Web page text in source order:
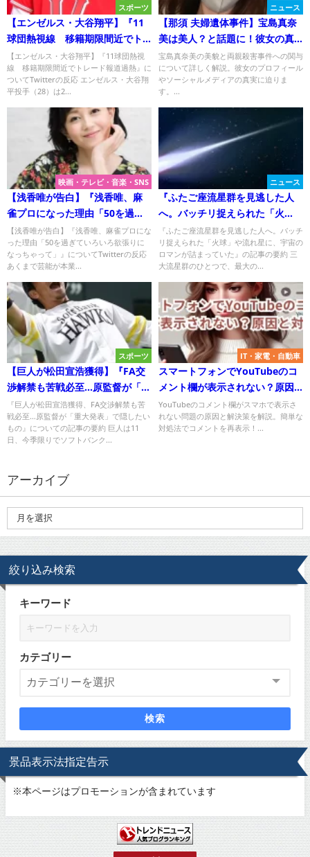
スポーツ
【エンゼルス・大谷翔平】『11
球団熱視線 移籍期限間近でト
レード報道過熱』について
Twitterの反応
【エンゼルス・大谷翔平】『11球団熱視
線 移籍期限間近でトレード報道過熱』に
ついてTwitterの反応 エンゼルス・大谷翔
平投手（28）は2...
ニュース
【那須 夫婦遺体事件】宝島真奈
美は美人？と話題に！彼女の真
実に迫る！
宝島真奈美の美貌と両親殺害事件への関与
について詳しく解説。彼女のプロフィール
やソーシャルメディアの真実に迫りま
す。...
映画・テレビ・音楽・SNS
【浅香唯が告白】『浅香唯、麻
雀プロになった理由「50を過ぎ
ていろいろ欲張りになっちゃっ
て」』についてTwitterの反応
【浅香唯が告白】『浅香唯、麻雀プロにな
った理由「50を過ぎていろいろ欲張りに
なっちゃって」』についてTwitterの反応
あくまで芸能が本業...
ニュース
『ふたご座流星群を見逃した人
へ。バッチリ捉えられた「火
球」や流れ星に、宇宙のロマン
が詰まっていた』について
Twitterの反応
『ふたご座流星群を見逃した人へ。バッチ
リ捉えられた「火球」や流れ星に、宇宙の
ロマンが詰まっていた』の記事の要約 三
大流星群のひとつで、最大の...
スポーツ
【巨人が松田宣浩獲得】『FA交
渉解禁も苦戦必至…原監督が「重
大発表」で隠したいもの』につ
いてTwitterの反応
『巨人が松田宣浩獲得、FA交渉解禁も苦
戦必至…原監督が「重大発表」で隠したい
もの』についての記事の要約 巨人は11
日、今季限りでソフトバンク...
IT・家電・自動車
スマートフォンでYouTubeのコ
メント欄が表示されない？原因
と対処法を解説！
YouTubeのコメント欄がスマホで表示さ
れない問題の原因と解決策を解説。簡単な
対処法でコメントを再表示！...
アーカイブ
絞り込み検索
キーワード
カテゴリー
検索
景品表示法指定告示
※本ページはプロモーションが含まれています